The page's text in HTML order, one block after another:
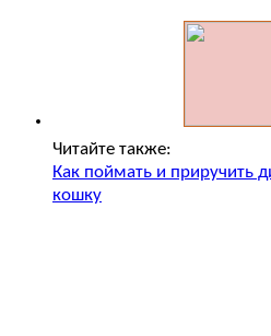
Читайте также:
Как поймать и приручить
кошку